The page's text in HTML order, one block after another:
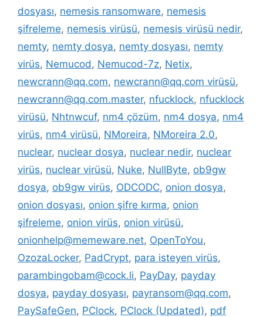
dosyası, nemesis ransomware, nemesis
şifreleme, nemesis virüsü, nemesis virüsü nedir,
nemty, nemty dosya, nemty dosyası, nemty
virüs, Nemucod, Nemucod-7z, Netix,
newcrann@qq.com, newcrann@qq.com virüsü,
newcrann@qq.com.master, nfucklock, nfucklock
virüsü, Nhtnwcuf, nm4 çözüm, nm4 dosya, nm4
virüs, nm4 virüsü, NMoreira, NMoreira 2.0,
nuclear, nuclear dosya, nuclear nedir, nuclear
virüs, nuclear virüsü, Nuke, NullByte, ob9gw
dosya, ob9gw virüs, ODCODC, onion dosya,
onion dosyası, onion şifre kırma, onion
şifreleme, onion virüs, onion virüsü,
onionhelp@memeware.net, OpenToYou,
OzozaLocker, PadCrypt, para isteyen virüs,
parambingobam@cock.li, PayDay, payday
dosya, payday dosyası, payransom@qq.com,
PaySafeGen, PClock, PClock (Updated), pdf